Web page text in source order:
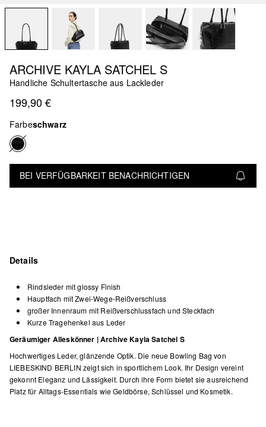
ARCHIVE KAYLA SATCHEL S
Handliche Schultertasche aus Lackleder
199,90 €
Farbeschwarz
BEI VERFÜGBARKEIT BENACHRICHTIGEN
Details
Rindsleder mit glossy Finish
Hauptfach mit Zwei-Wege-Reißverschluss
großer Innenraum mit Reißverschlussfach und Steckfach
Kurze Tragehenkel aus Leder
Geräumiger Alleskönner | Archive Kayla Satchel S
Hochwertiges Leder, glänzende Optik. Die neue Bowling Bag von
LIEBESKIND BERLIN zeigt sich in sportlichem Look. Ihr Design vereint
gekonnt Eleganz und Lässigkeit. Durch ihre Form bietet sie ausreichend
Platz für Alltags-Essentials wie Geldbörse, Schlüssel und Kosmetik.